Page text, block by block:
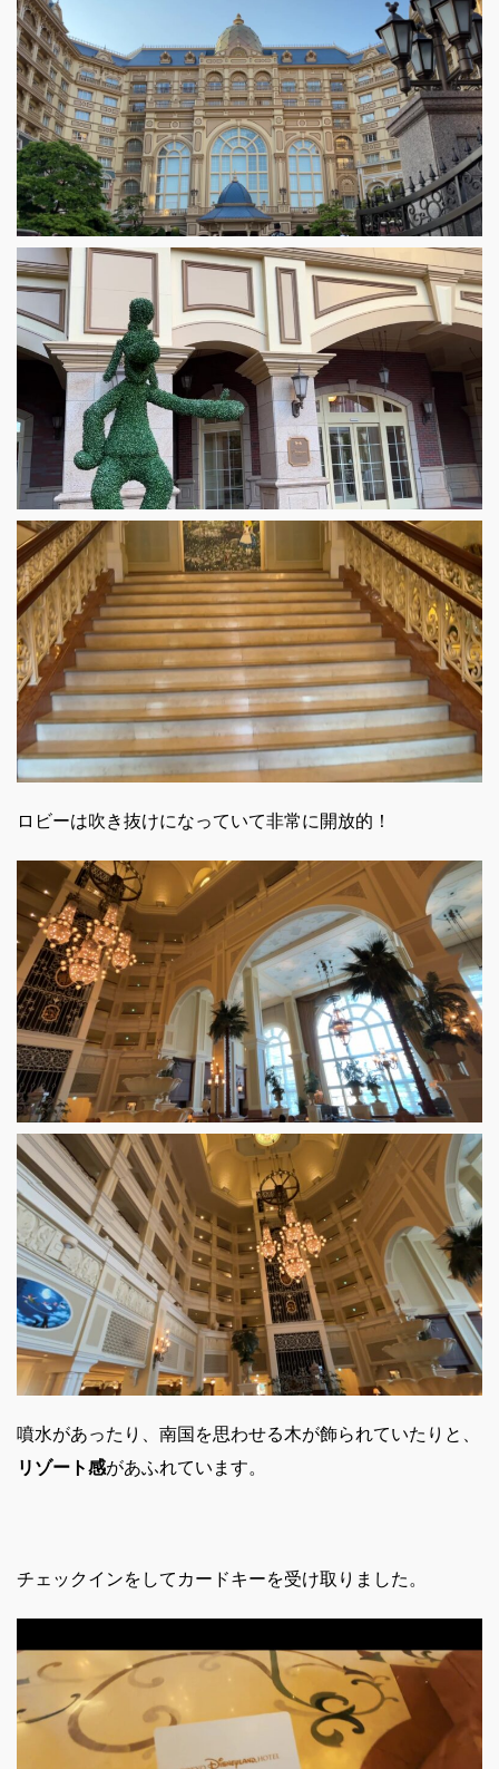
ロビーは吹き抜けになっていて非常に開放的！
噴水があったり、南国を思わせる木が飾られていたりと、
リゾート感があふれています。
チェックインをしてカードキーを受け取りました。